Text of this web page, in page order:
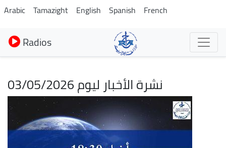
Aller
au
contenu
principal
Arabic Tamazight English Spanish French
Radios
نشرة الأخبار ليوم 03/05/2026